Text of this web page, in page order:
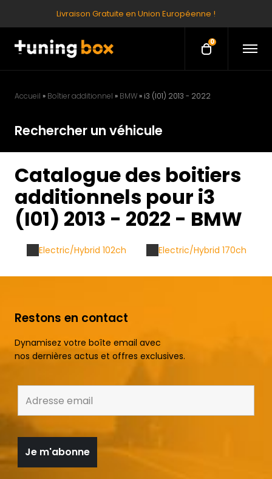
Livraison Gratuite en Union Européenne !
O
e
n
t
0
O
e
Accueil » Boîtier additionnel » BMW» i3 (I01) 2013 - 2022
Rechercher un véhicule
Catalogue des boitiers
additionnels pour i3
(I01) 2013 - 2022 - BMW
Electric/Hybrid 102ch Electric/Hybrid 170ch
Restons en contact
Dynamisez votre boîte email avec
nos dernières actus et offres exclusives.